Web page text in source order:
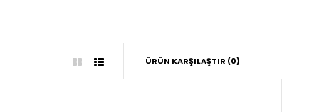
ÜRÜN KARŞILAŞTIR (0)